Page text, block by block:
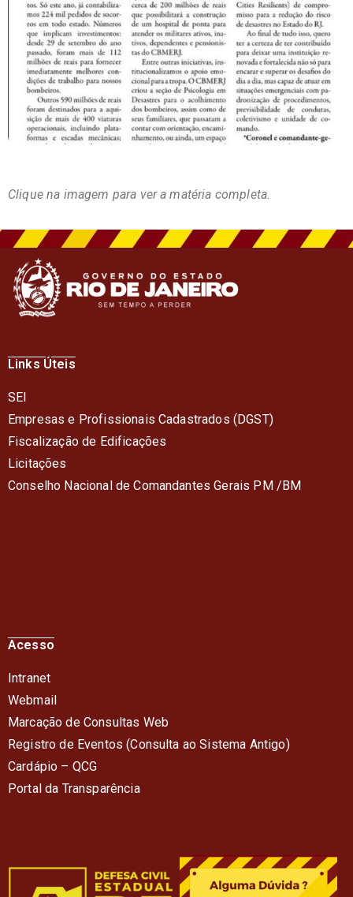
Clique na imagem para ver a matéria completa.
Links Úteis
SEI
Empresas e Profissionais Cadastrados (DGST)
Fiscalização de Edificações
Licitações
Conselho Nacional de Comandantes Gerais PM /BM
Acesso
Intranet
Webmail
Marcação de Consultas Web
Registro de Eventos (Consulta ao Sistema Antigo)
Cardápio – QCG
Portal da Transparência